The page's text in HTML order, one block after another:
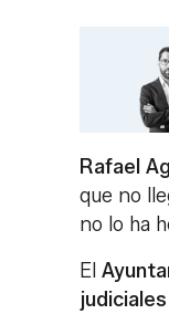
Rafael
que no
no lo ha
El
judiciales